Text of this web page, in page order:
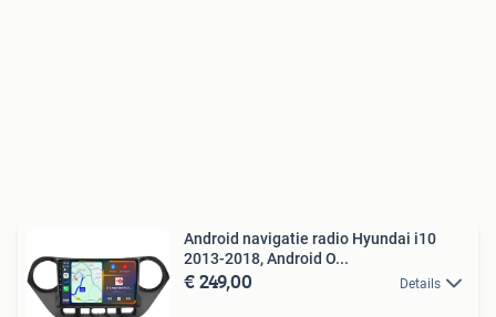
Android navigatie radio Hyundai i10
2013-2018, Android O...
€ 249,00 Details